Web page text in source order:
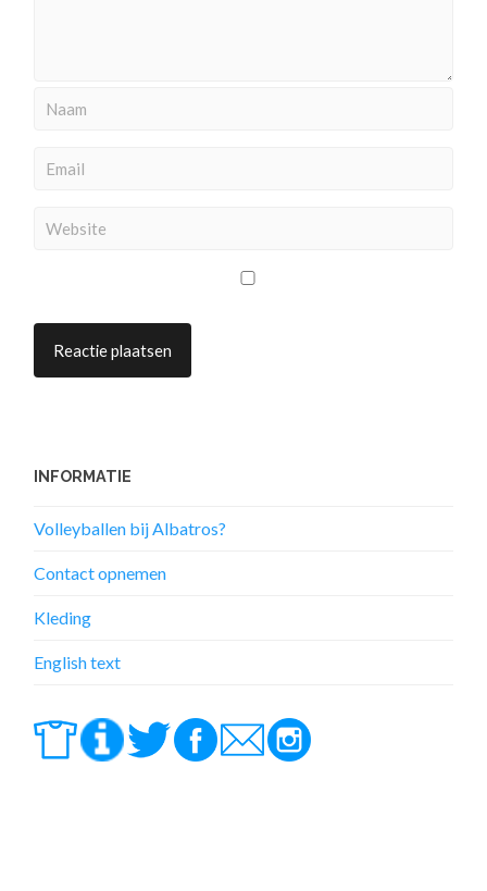
INFORMATIE
Volleyballen bij Albatros?
Contact opnemen
Kleding
English text